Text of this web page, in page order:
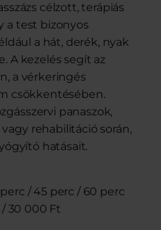
célzott, terápiás
a test bizonyos
a hát, derék, nyak
A kezelés segít az
a vérkeringés
csökkentésében.
panaszok,
rehabilitáció során,
hatásait.
/ 45 perc / 60 perc
30 000 Ft